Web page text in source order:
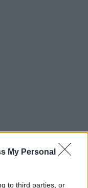
My Personal
to third parties, or